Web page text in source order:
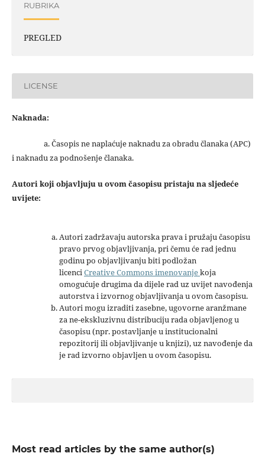
RUBRIKA
PREGLED
LICENSE
Naknada:
a. Časopis ne naplaćuje naknadu za obradu članaka (APC)
i naknadu za podnošenje članaka.
Autori koji objavljuju u ovom časopisu pristaju na sljedeće
uvijete:
Autori zadržavaju autorska prava i pružaju časopisu
pravo prvog objavljivanja, pri čemu će rad jednu
godinu po objavljivanju biti podložan
licenciCreative Commons imenovanjekoja
omogućuje drugima da dijele rad uz uvijet navođenja
autorstva i izvornog objavljivanja u ovom časopisu.
Autori mogu izraditi zasebne, ugovorne aranžmane
za ne-ekskluzivnu distribuciju rada objavljenog u
časopisu (npr. postavljanje u institucionalni
repozitorij ili objavljivanje u knjizi), uz navođenje da
je rad izvorno objavljen u ovom časopisu.
Most read articles by the same author(s)